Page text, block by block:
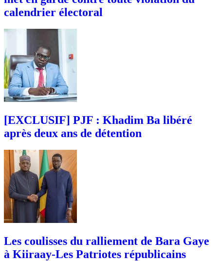
calendrier électoral
[EXCLUSIF] PJF : Khadim Ba libéré
après deux ans de détention
Les coulisses du ralliement de Bara Gaye
à Kiiraay-Les Patriotes républicains